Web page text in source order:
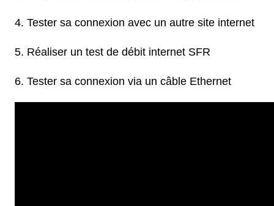
Tester sa connexion avec un autre site internet
Réaliser un test de débit internet SFR
Tester sa connexion via un câble Ethernet